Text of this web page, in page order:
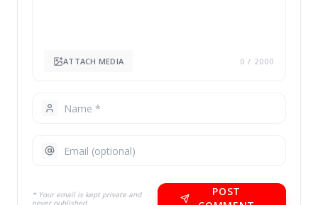
ATTACH MEDIA 0 / 2000
* Your email is kept private and
POST